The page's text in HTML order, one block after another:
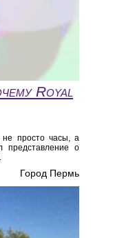
Royal
просто часы, а
представление о
Город Пермь